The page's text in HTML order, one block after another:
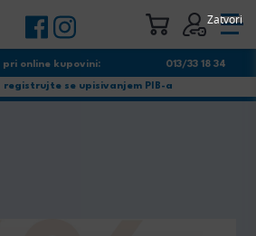
pri online kupovini: 013/33 18 34
registrujte se upisivanjem PIB-a
Zatvori